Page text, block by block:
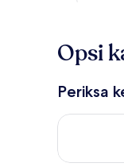
Opsi
Periksa
Periksa